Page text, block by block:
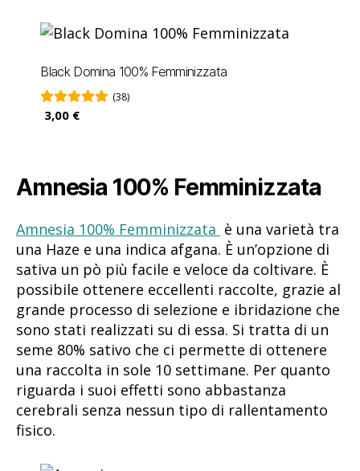
Black Domina 100% Femminizzata
(38)
3,00 €
Amnesia 100% Femminizzata
Amnesia 100% Femminizzata è una varietà tra
una Haze e una indica afgana. È un’opzione di
sativa un pò più facile e veloce da coltivare. È
possibile ottenere eccellenti raccolte, grazie al
grande processo di selezione e ibridazione che
sono stati realizzati su di essa. Si tratta di un
seme 80% sativo che ci permette di ottenere
una raccolta in sole 10 settimane. Per quanto
riguarda i suoi effetti sono abbastanza
cerebrali senza nessun tipo di rallentamento
fisico.